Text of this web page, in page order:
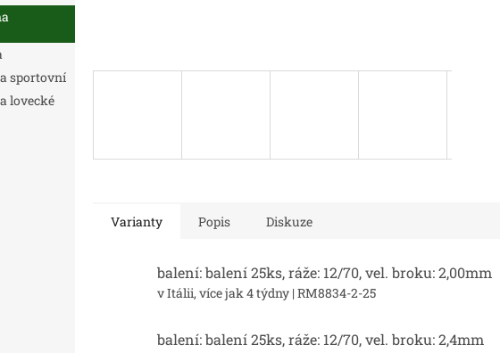
sportovní
lovecké
Varianty Popis Diskuze
balení: balení 25ks, ráže: 12/70, vel. broku: 2,00mm
v Itálii, více jak 4 týdny | RM8834-2-25
balení: balení 25ks, ráže: 12/70, vel. broku: 2,4mm